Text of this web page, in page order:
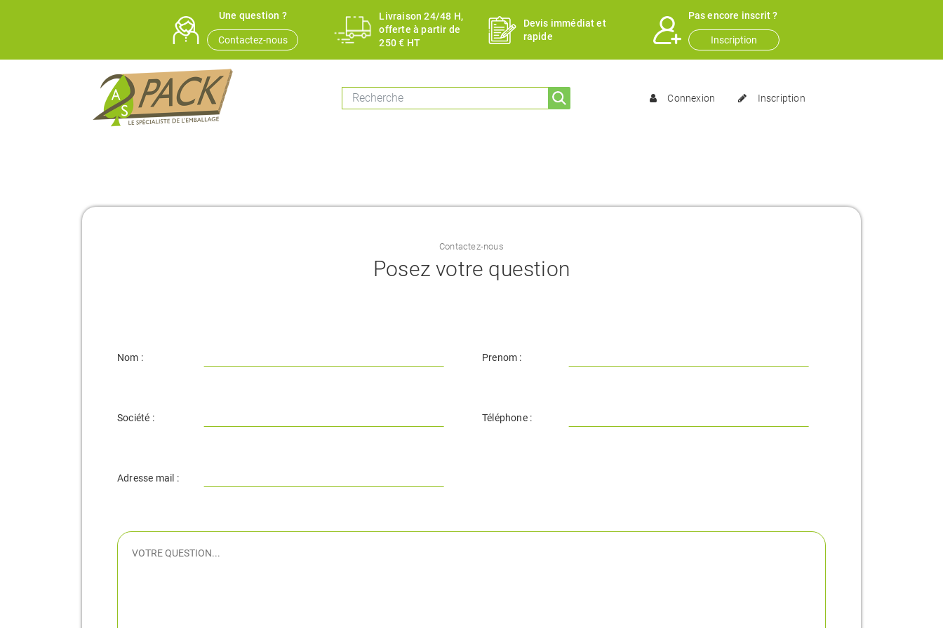
Une question ?
Contactez-nous
Livraison 24/48 H,
offerte à partir de
250 € HT
Devis immédiat et
rapide
Pas encore inscrit ?
Inscription
Connexion Inscription
Contactez-nous
Posez votre question
Nom : Prenom :
Société : Téléphone :
Adresse mail :